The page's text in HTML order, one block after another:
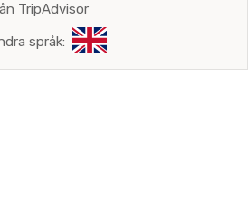
TripAdvisor
språk: